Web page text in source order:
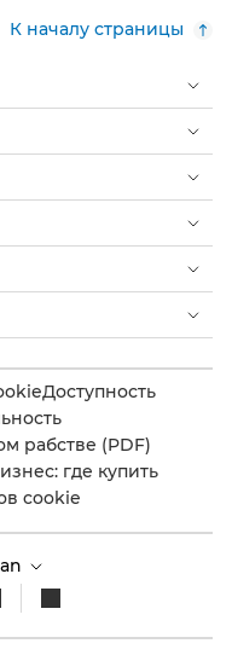
К началу страницы
Доступность
рабстве (PDF)
где купить
cookie